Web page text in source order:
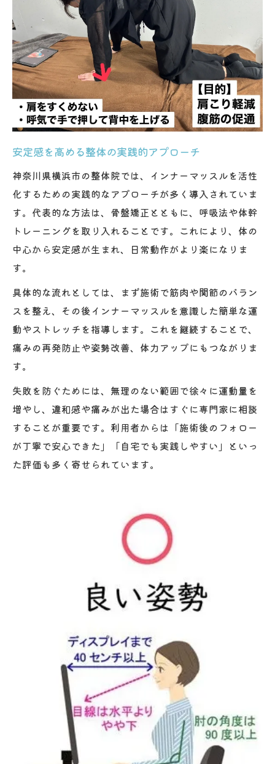
安定感を高める整体の実践的アプローチ
神奈川県横浜市の整体院では、インナーマッスルを活性
化するための実践的なアプローチが多く導入されていま
す。代表的な方法は、骨盤矯正とともに、呼吸法や体幹
トレーニングを取り入れることです。これにより、体の
中心から安定感が生まれ、日常動作がより楽になりま
す。
具体的な流れとしては、まず施術で筋肉や関節のバラン
スを整え、その後インナーマッスルを意識した簡単な運
動やストレッチを指導します。これを継続することで、
痛みの再発防止や姿勢改善、体力アップにもつながりま
す。
失敗を防ぐためには、無理のない範囲で徐々に運動量を
増やし、違和感や痛みが出た場合はすぐに専門家に相談
することが重要です。利用者からは「施術後のフォロー
が丁寧で安心できた」「自宅でも実践しやすい」といっ
た評価も多く寄せられています。